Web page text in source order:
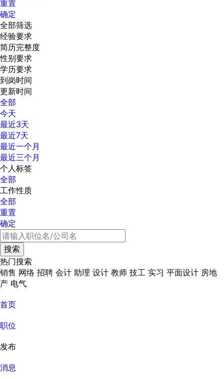
重置
确定
全部筛选
经验要求
简历完整度
性别要求
学历要求
到岗时间
更新时间
全部
今天
最近3天
最近7天
最近一个月
最近三个月
个人标签
全部
工作性质
全部
重置
确定
热门搜索
销售 网络 招聘 会计 助理 设计 教师 技工 实习 平面设计 房地
产 电气
首页
职位
发布
消息